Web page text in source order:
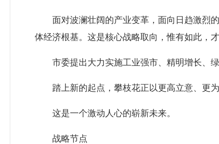
面对波澜壮阔的产业变革，面向日趋激烈的
体经济根基。这是核心战略取向，惟有如此，
市委提出大力实施工业强市、精明增长、绿
踏上新的起点，攀枝花正以更高立意、更为
这是一个激动人心的崭新未来。
战略节点